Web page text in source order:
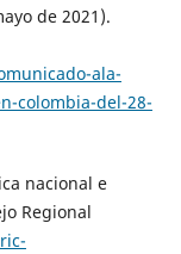
de 2021).
ala-
colombia-del-28-
nacional e
Regional